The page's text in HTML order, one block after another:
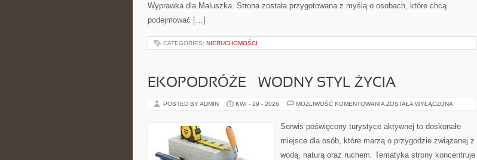
Wyprawka dla Maluszka. Strona została przygotowana z myślą o osobach, które chcą
podejmować […]
CATEGORIES: NIERUCHOMOŚCI
EKOPODRÓŻE – WODNY STYL ŻYCIA
POSTED BY ADMIN KWI - 29 - 2026 MOŻLIWOŚĆ KOMENTOWANIA EKOPODRÓŻE
STYL
ŻYCIA
ZOSTAŁA WYŁĄCZONA
Serwis poświęcony turystyce aktywnej to doskonałe
miejsce dla osób, które marzą o przygodzie związanej z
wodą, naturą oraz ruchem. Tematyka strony koncentruje